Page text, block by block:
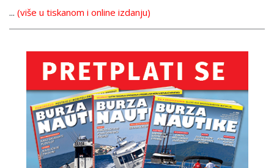
... (više u tiskanom i online izdanju)